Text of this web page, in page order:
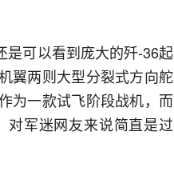
是可以看到庞大的歼-36起
翼两则大型分裂式方向舵
为一款试飞阶段战机，而
对军迷网友来说简直是过